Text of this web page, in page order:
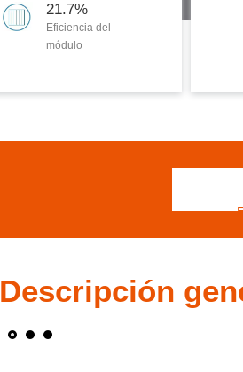
21.7%
Eficiencia del
módulo
Descripción